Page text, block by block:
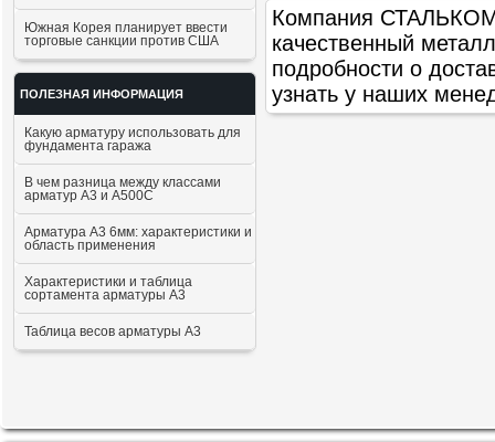
Южная Корея планирует ввести
торговые санкции против США
ПОЛЕЗНАЯ ИНФОРМАЦИЯ
Какую арматуру использовать для
фундамента гаража
В чем разница между классами
арматур А3 и А500С
Арматура А3 6мм: характеристики и
область применения
Характеристики и таблица
сортамента арматуры А3
Таблица весов арматуры А3
Компания СТАЛЬКОМ
качественный
подробности о
узнать у наших